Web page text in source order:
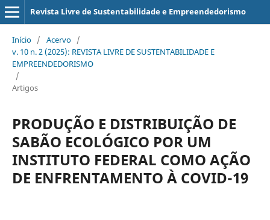
Revista Livre de Sustentabilidade e Empreendedorismo
Início / Acervo /
v. 10 n. 2 (2025): REVISTA LIVRE DE SUSTENTABILIDADE E
EMPREENDEDORISMO
/
Artigos
PRODUÇÃO E DISTRIBUIÇÃO DE
SABÃO ECOLÓGICO POR UM
INSTITUTO FEDERAL COMO AÇÃO
DE ENFRENTAMENTO À COVID-19